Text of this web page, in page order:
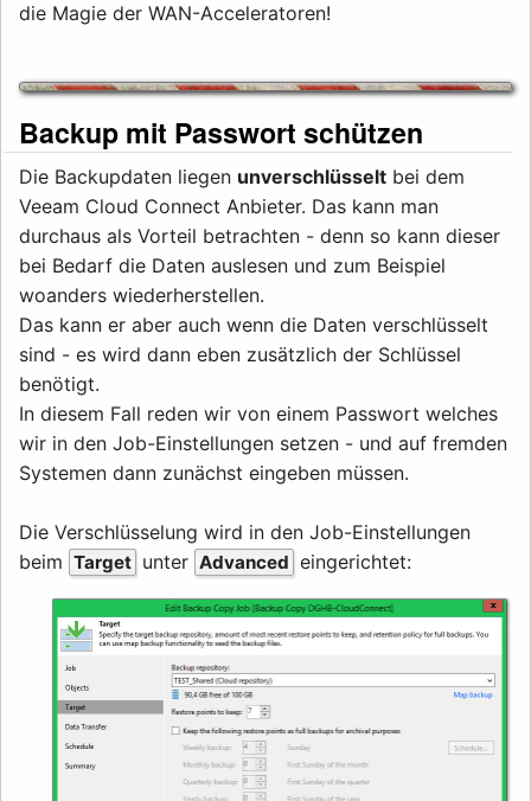
die Magie der WAN-Acceleratoren!
Backup mit Passwort schützen
Die Backupdaten liegen unverschlüsselt bei dem
Veeam Cloud Connect Anbieter. Das kann man
durchaus als Vorteil betrachten - denn so kann dieser
bei Bedarf die Daten auslesen und zum Beispiel
woanders wiederherstellen.
Das kann er aber auch wenn die Daten verschlüsselt
sind - es wird dann eben zusätzlich der Schlüssel
benötigt.
In diesem Fall reden wir von einem Passwort welches
wir in den Job-Einstellungen setzen - und auf fremden
Systemen dann zunächst eingeben müssen.
Die Verschlüsselung wird in den Job-Einstellungen
beim Target unter Advanced eingerichtet: